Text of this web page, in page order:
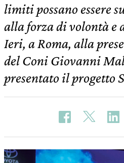
limiti possano essere
alla forza di volontà e
Ieri, a Roma, alla
del Coni Giovanni
presentato il progetto